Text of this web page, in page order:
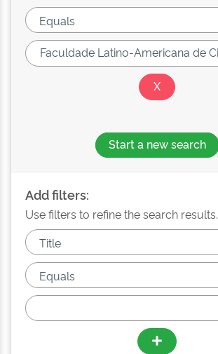
Start a new search
Add filters:
Use filters to refine the search results.